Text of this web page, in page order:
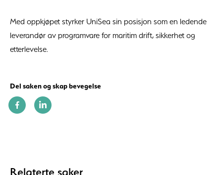
Med oppkjøpet styrker UniSea sin posisjon som en ledende
leverandør av programvare for maritim drift, sikkerhet og
etterlevelse.
Del saken og skap bevegelse
Relaterte saker